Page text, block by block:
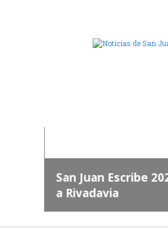
San Juan Escribe
a Rivadavia